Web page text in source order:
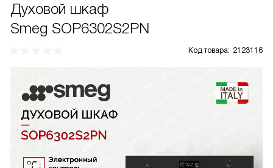
Духовой шкаф
Smeg SOP6302S2PN
Код товара: 2123116